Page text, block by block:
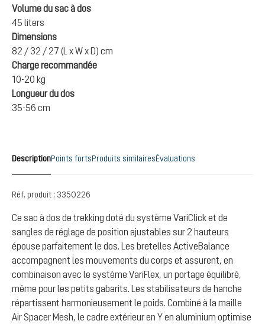
Volume du sac à dos
45 liters
Dimensions
82 / 32 / 27 (L x W x D) cm
Charge recommandée
10-20 kg
Longueur du dos
35-56 cm
DescriptionPoints fortsProduits similairesÉvaluations
Réf. produit : 3350226
Ce sac à dos de trekking doté du système VariClick et de
sangles de réglage de position ajustables sur 2 hauteurs
épouse parfaitement le dos. Les bretelles ActiveBalance
accompagnent les mouvements du corps et assurent, en
combinaison avec le système VariFlex, un portage équilibré,
même pour les petits gabarits. Les stabilisateurs de hanche
répartissent harmonieusement le poids. Combiné à la maille
Air Spacer Mesh, le cadre extérieur en Y en aluminium optimise